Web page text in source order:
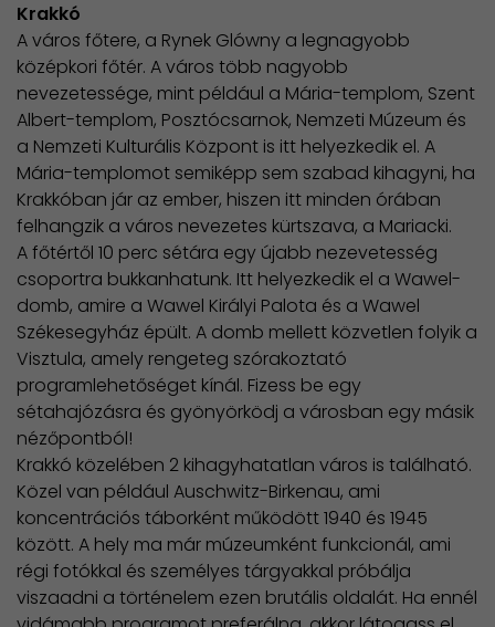
Krakkó
A város főtere, a Rynek Glówny a legnagyobb
középkori főtér. A város több nagyobb
nevezetessége, mint például a Mária-templom, Szent
Albert-templom, Posztócsarnok, Nemzeti Múzeum és
a Nemzeti Kulturális Központ is itt helyezkedik el. A
Mária-templomot semiképp sem szabad kihagyni, ha
Krakkóban jár az ember, hiszen itt minden órában
felhangzik a város nevezetes kürtszava, a Mariacki.
A főtértől 10 perc sétára egy újabb nezevetesség
csoportra bukkanhatunk. Itt helyezkedik el a Wawel-
domb, amire a Wawel Királyi Palota és a Wawel
Székesegyház épült. A domb mellett közvetlen folyik a
Visztula, amely rengeteg szórakoztató
programlehetőséget kínál. Fizess be egy
sétahajózásra és gyönyörködj a városban egy másik
nézőpontból!
Krakkó közelében 2 kihagyhatatlan város is található.
Közel van például Auschwitz-Birkenau​, ami
koncentrációs táborként működött 1940 és 1945
között. A hely ma már múzeumként funkcionál, ami
régi fotókkal és személyes tárgyakkal próbálja
viszaadni a történelem ezen brutális oldalát. Ha ennél